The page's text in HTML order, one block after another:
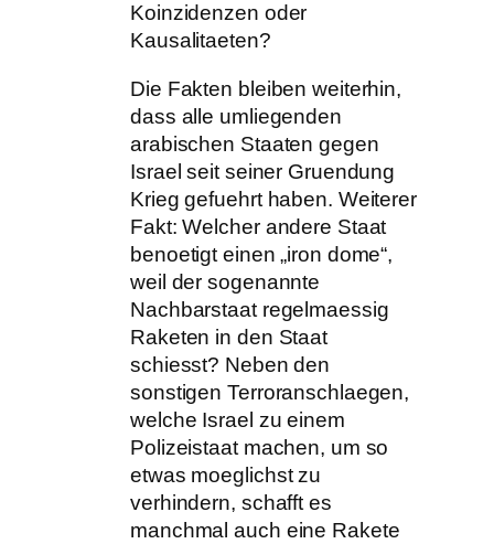
Koinzidenzen oder
Kausalitaeten?
Die Fakten bleiben weiterhin,
dass alle umliegenden
arabischen Staaten gegen
Israel seit seiner Gruendung
Krieg gefuehrt haben. Weiterer
Fakt: Welcher andere Staat
benoetigt einen „iron dome“,
weil der sogenannte
Nachbarstaat regelmaessig
Raketen in den Staat
schiesst? Neben den
sonstigen Terroranschlaegen,
welche Israel zu einem
Polizeistaat machen, um so
etwas moeglichst zu
verhindern, schafft es
manchmal auch eine Rakete